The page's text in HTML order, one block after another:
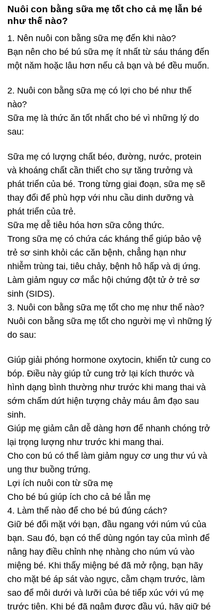
Nuôi con bằng sữa mẹ tốt cho cả mẹ lẫn bé
như thế nào?
1. Nên nuôi con bằng sữa mẹ đến khi nào?
Bạn nên cho bé bú sữa mẹ ít nhất từ sáu tháng đến
một năm hoặc lâu hơn nếu cả bạn và bé đều muốn.
2. Nuôi con bằng sữa mẹ có lợi cho bé như thế
nào?
Sữa mẹ là thức ăn tốt nhất cho bé vì những lý do
sau:
Sữa mẹ có lượng chất béo, đường, nước, protein
và khoáng chất cần thiết cho sự tăng trưởng và
phát triển của bé. Trong từng giai đoạn, sữa mẹ sẽ
thay đổi để phù hợp với nhu cầu dinh dưỡng và
phát triển của trẻ.
Sữa mẹ dễ tiêu hóa hơn sữa công thức.
Trong sữa mẹ có chứa các kháng thể giúp bảo vệ
trẻ sơ sinh khỏi các căn bệnh, chẳng hạn như
nhiễm trùng tai, tiêu chảy, bệnh hô hấp và dị ứng.
Làm giảm nguy cơ mắc hội chứng đột tử ở trẻ sơ
sinh (SIDS).
3. Nuôi con bằng sữa mẹ tốt cho mẹ như thế nào?
Nuôi con bằng sữa mẹ tốt cho người mẹ vì những lý
do sau:
Giúp giải phóng hormone oxytocin, khiến tử cung co
bóp. Điều này giúp tử cung trở lại kích thước và
hình dạng bình thường như trước khi mang thai và
sớm chấm dứt hiện tượng chảy máu âm đạo sau
sinh.
Giúp mẹ giảm cân dễ dàng hơn để nhanh chóng trở
lại trọng lượng như trước khi mang thai.
Cho con bú có thể làm giảm nguy cơ ung thư vú và
ung thư buồng trứng.
Lợi ích nuôi con từ sữa mẹ
Cho bé bú giúp ích cho cả bé lẫn mẹ
4. Làm thế nào để cho bé bú đúng cách?
Giữ bé đối mặt với bạn, đầu ngang với núm vú của
bạn. Sau đó, bạn có thể dùng ngón tay của mình để
nâng hay điều chỉnh nhẹ nhàng cho núm vú vào
miệng bé. Khi thấy miệng bé đã mở rộng, bạn hãy
cho mặt bé áp sát vào ngực, cằm chạm trước, làm
sao để môi dưới và lưỡi của bé tiếp xúc với vú mẹ
trước tiên. Khi bé đã ngậm được đầu vú, hãy giữ bé